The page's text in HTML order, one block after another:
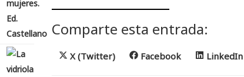
Comparte esta entrada:
Compartir
X (Twitter)
Compartir
Facebook
Compartir
LinkedIn